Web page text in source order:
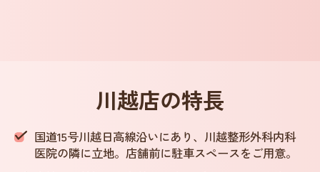
川越店の特長
国道15号川越日高線沿いにあり、川越整形外科内科
医院の隣に立地。店舗前に駐車スペースをご用意。